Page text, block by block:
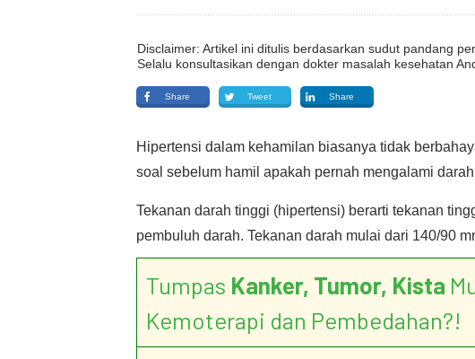
Disclaimer: Artikel ini ditulis berdasarkan sudut pandang
Selalu konsultasikan dengan dokter masalah kesehatan
Share Tweet Share
Hipertensi dalam kehamilan biasanya tidak
soal sebelum hamil apakah pernah mengalami
Tekanan darah tinggi (hipertensi) berarti tekanan
pembuluh darah. Tekanan darah mulai dari 140/90
Tumpas Kanker, Tumor, Kista
Kemoterapi dan Pembedahan?!